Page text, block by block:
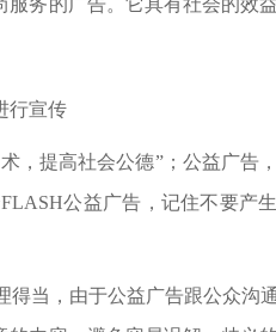
务的广告。它具有社会的效
，提高社会公德”；公益广告
公益广告，记住不要产
当，由于公益广告跟公众沟